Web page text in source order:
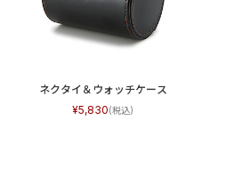
ネクタイ＆ウォッチケース
5,830